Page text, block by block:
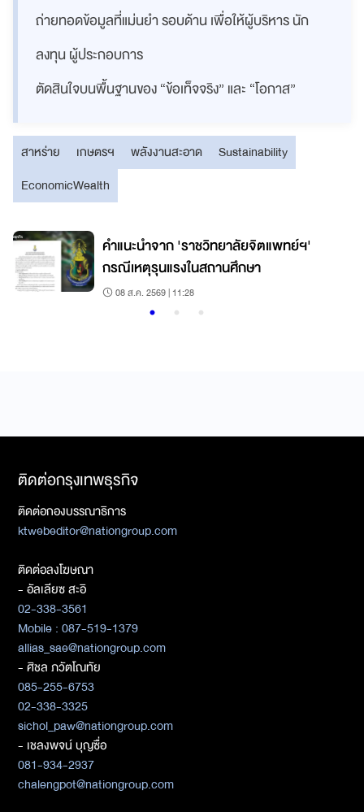
ถ่ายทอดข้อมูลที่แม่นยำ รอบด้าน เพื่อให้ผู้บริหาร นัก
ลงทุน ผู้ประกอบการ
ตัดสินใจบนพื้นฐานของ “ข้อเท็จจริง” และ “โอกาส”
สาหร่าย เกษตรฯ พลังงานสะอาด
Sustainability
EconomicWealth
คำแนะนำจาก 'ราชวิทยาลัยจิตแพทย์ฯ'
กรณีเหตุรุนแรงในสถานศึกษา
08 ส.ค. 2569 | 11:28
ติดต่อกรุงเทพธุรกิจ
ติดต่อกองบรรณาธิการ
ktwebeditor@nationgroup.com
ติดต่อลงโฆษณา
- อัลเลียซ สะอิ
02-338-3561
Mobile : 087-519-1379
allias_sae@nationgroup.com
- ศิชล ภวัตโณทัย
085-255-6753
02-338-3325
sichol_paw@nationgroup.com
- เชลงพจน์ บุญซื่อ
081-934-2937
chalengpot@nationgroup.com